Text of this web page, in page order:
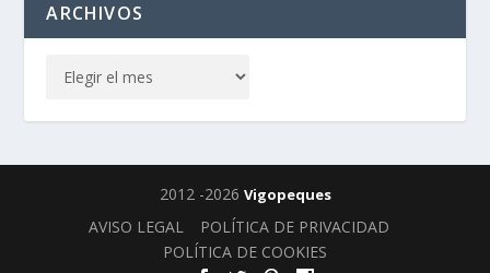
ARCHIVOS
2012 -2026 Vigopeques
AVISO LEGAL
POLÍTICA DE PRIVACIDAD
POLÍTICA DE COOKIES